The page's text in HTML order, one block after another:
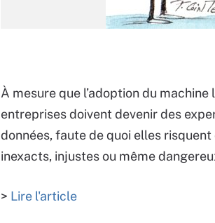
À mesure que l’adoption du
entreprises doivent devenir des
données, faute de quoi elles
inexacts, injustes ou même
> Lire l'article